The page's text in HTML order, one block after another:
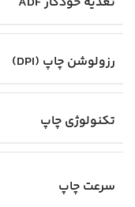
رزولوشن چاپ (DPI)
تکنولوژی چاپ
سرعت چاپ